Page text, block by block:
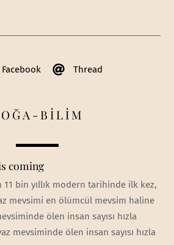
Facebook Thread
BİLİM
coming
11 bin yıllık modern tarihinde ilk kez,
mevsimi en ölümcül mevsim haline
ölen insan sayısı hızla
mevsiminde ölen insan sayısı hızla